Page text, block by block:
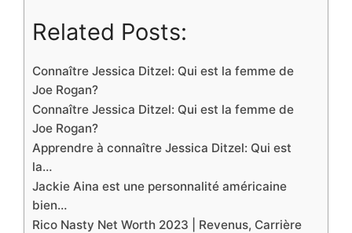
Related Posts:
Connaître Jessica Ditzel: Qui est la femme de
Joe Rogan?
Connaître Jessica Ditzel: Qui est la femme de
Joe Rogan?
Apprendre à connaître Jessica Ditzel: Qui est
la…
Jackie Aina est une personnalité américaine
bien…
Rico Nasty Net Worth 2023 | Revenus, Carrière